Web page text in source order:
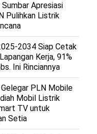
Sumbar Apresiasi
Pulihkan Listrik
2034 Siap Cetak
Kerja, 91%
Ini Rinciannya
PLN Mobile
Mobil Listrik
TV untuk
Setia